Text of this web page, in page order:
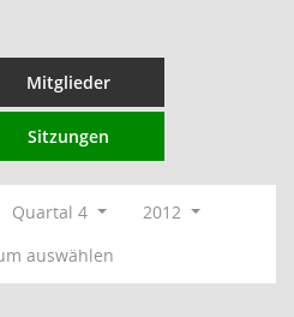
Mitglieder
Sitzungen
Quartal 4
2012
auswählen